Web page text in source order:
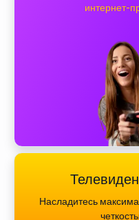
интернет-
Насладитесь